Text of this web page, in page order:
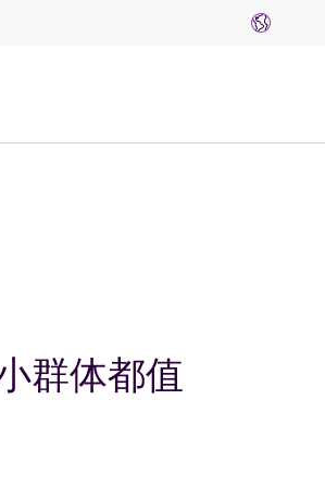
Group
群体都值